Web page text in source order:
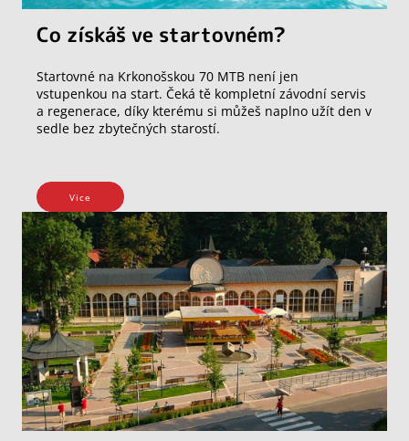
Co získáš ve startovném?
Startovné na Krkonošskou 70 MTB není jen
vstupenkou na start. Čeká tě kompletní závodní servis
a regenerace, díky kterému si můžeš naplno užít den v
sedle bez zbytečných starostí.
Vice